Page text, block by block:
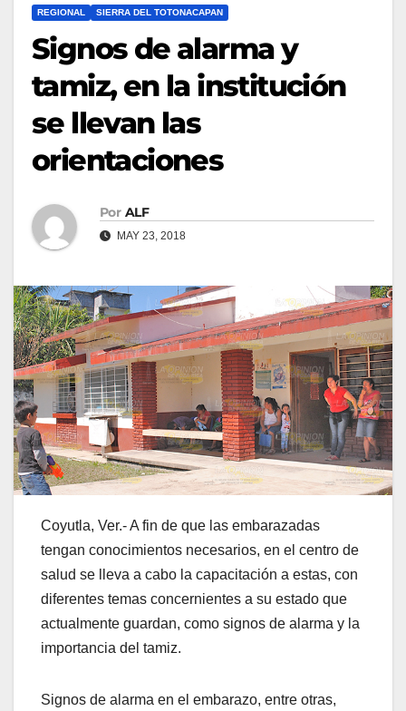
REGIONAL SIERRA DEL TOTONACAPAN
Signos de alarma y
tamiz, en la institución
se llevan las
orientaciones
Por ALF
MAY 23, 2018
Coyutla, Ver.- A fin de que las embarazadas
tengan conocimientos necesarios, en el centro de
salud se lleva a cabo la capacitación a estas, con
diferentes temas concernientes a su estado que
actualmente guardan, como signos de alarma y la
importancia del tamiz.
Signos de alarma en el embarazo, entre otras,